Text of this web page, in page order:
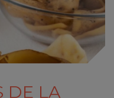
DE LA